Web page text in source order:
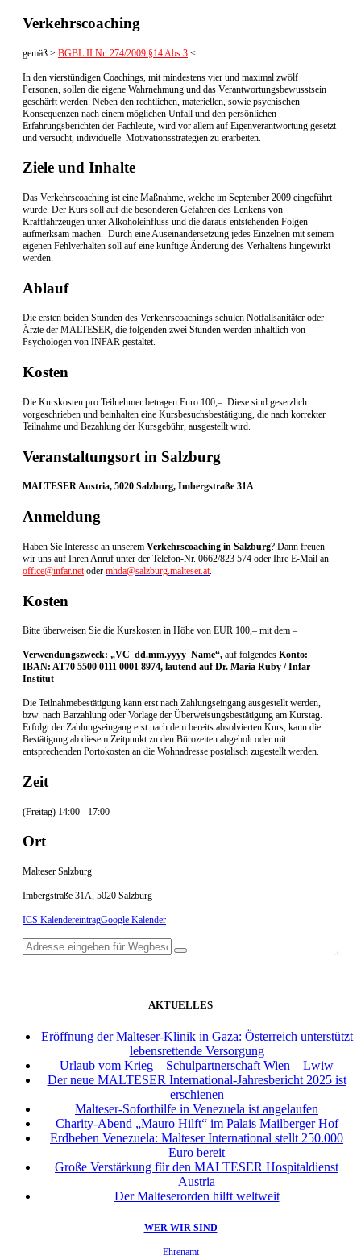
Verkehrscoaching
gemäß > BGBL II Nr. 274/2009 §14 Abs.3 <
In den vierstündigen Coachings, mit mindestens vier und maximal zwölf
Personen, sollen die eigene Wahrnehmung und das Verantwortungsbewusstsein
geschärft werden. Neben den rechtlichen, materiellen, sowie psychischen
Konsequenzen nach einem möglichen Unfall und den persönlichen
Erfahrungsberichten der Fachleute, wird vor allem auf Eigenverantwortung gesetzt
und versucht, individuelle Motivationsstrategien zu erarbeiten.
Ziele und Inhalte
Das Verkehrscoaching ist eine Maßnahme, welche im September 2009 eingeführt
wurde. Der Kurs soll auf die besonderen Gefahren des Lenkens von
Kraftfahrzeugen unter Alkoholeinfluss und die daraus entstehenden Folgen
aufmerksam machen. Durch eine Auseinandersetzung jedes Einzelnen mit seinem
eigenen Fehlverhalten soll auf eine künftige Änderung des Verhaltens hingewirkt
werden.
Ablauf
Die ersten beiden Stunden des Verkehrscoachings schulen Notfallsanitäter oder
Ärzte der MALTESER, die folgenden zwei Stunden werden inhaltlich von
Psychologen von INFAR gestaltet.
Kosten
Die Kurskosten pro Teilnehmer betragen Euro 100,–. Diese sind gesetzlich
vorgeschrieben und beinhalten eine Kursbesuchsbestätigung, die nach korrekter
Teilnahme und Bezahlung der Kursgebühr, ausgestellt wird.
Veranstaltungsort in Salzburg
MALTESER Austria, 5020 Salzburg, Imbergstraße 31A
Anmeldung
Haben Sie Interesse an unserem Verkehrscoaching in Salzburg? Dann freuen
wir uns auf Ihren Anruf unter der Telefon-Nr. 0662/823 574 oder Ihre E-Mail an
office@infar.net oder mhda@salzburg.malteser.at
Kosten
Bitte überweisen Sie die Kurskosten in Höhe von EUR 100,– mit dem –
Verwendungszweck: „VC_dd.mm.yyyy_Name“, auf folgendes Konto:
IBAN: AT70 5500 0111 0001 8974, lautend auf Dr. Maria Ruby / Infar
Institut
Die Teilnahmebestätigung kann erst nach Zahlungseingang ausgestellt werden,
bzw. nach Barzahlung oder Vorlage der Überweisungsbestätigung am Kurstag.
Erfolgt der Zahlungseingang erst nach dem bereits absolvierten Kurs, kann die
Bestätigung ab diesem Zeitpunkt zu den Bürozeiten abgeholt oder mit
entsprechenden Portokosten an die Wohnadresse postalisch zugestellt werden.
Zeit
(Freitag) 14:00 - 17:00
Ort
Malteser Salzburg
Imbergstraße 31A, 5020 Salzburg
ICS KalendereintragGoogle Kalender
AKTUELLES
Eröffnung der Malteser-Klinik in Gaza: Österreich unterstützt
lebensrettende Versorgung
Urlaub vom Krieg – Schulpartnerschaft Wien – Lwiw
Der neue MALTESER International-Jahresbericht 2025 ist
erschienen
Malteser-Soforthilfe in Venezuela ist angelaufen
Charity-Abend „Mauro Hilft“ im Palais Mailberger Hof
Erdbeben Venezuela: Malteser International stellt 250.000
Euro bereit
Große Verstärkung für den MALTESER Hospitaldienst
Austria
Der Malteserorden hilft weltweit
WER WIR SIND
Ehrenamt